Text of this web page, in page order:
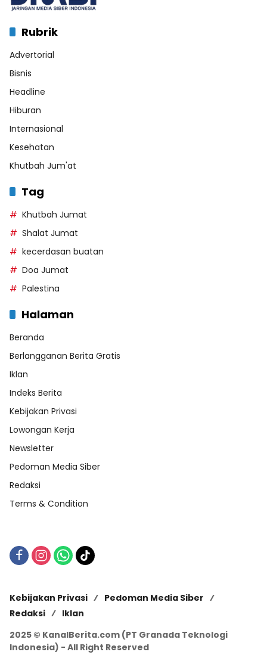
Rubrik
Advertorial
Bisnis
Headline
Hiburan
Internasional
Kesehatan
Khutbah Jum'at
Tag
Khutbah Jumat
Shalat Jumat
kecerdasan buatan
Doa Jumat
Palestina
Halaman
Beranda
Berlangganan Berita Gratis
Iklan
Indeks Berita
Kebijakan Privasi
Lowongan Kerja
Newsletter
Pedoman Media Siber
Redaksi
Terms & Condition
Kebijakan Privasi
Pedoman Media Siber
Redaksi
Iklan
2025 © KanalBerita.com (PT Granada Teknologi
Indonesia) - All Right Reserved